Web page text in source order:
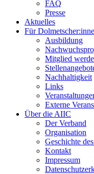
FAQ
Presse
Aktuelles
Für
Ausbildung
Mitglied
Nachhaltigkeit
Links
Externe
Über die AIIC
Der Verband
Organisation
Geschichte
Kontakt
Impressum